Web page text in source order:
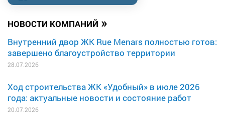
НОВОСТИ КОМПАНИЙ »
Внутренний двор ЖК Rue Menars полностью готов:
завершено благоустройство территории
28.07.2026
Ход строительства ЖК «Удобный» в июле 2026
года: актуальные новости и состояние работ
20.07.2026